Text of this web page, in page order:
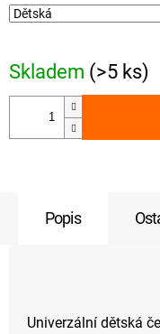
Skladem (>5 ks)
Popis
Univerzální dětská